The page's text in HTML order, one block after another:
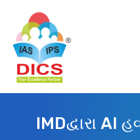
IMDદ્વારા AI